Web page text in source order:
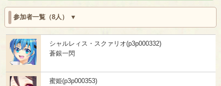
参加者一覧（8人）
シャルレィス・スクァリオ(p3p000332)
蒼銀一閃
蜜姫(p3p000353)